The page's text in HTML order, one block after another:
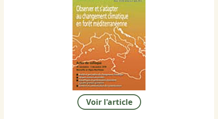
Voir l'article